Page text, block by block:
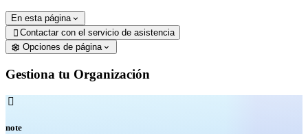
En esta página
 Contactar con el servicio de asistencia
Opciones de página
Gestiona tu Organización

note